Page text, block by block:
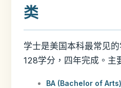
类
学士是美国本科最常见
128学分，四年完成。主
BA (Bachelor of Arts)